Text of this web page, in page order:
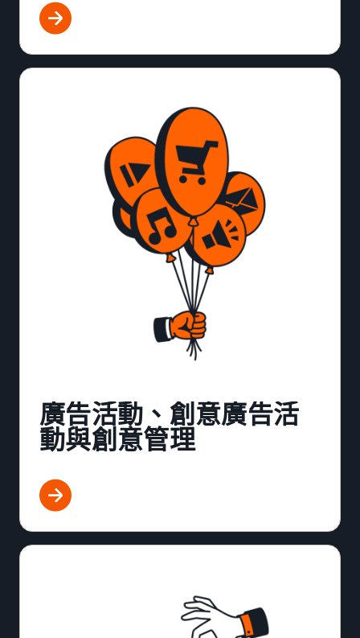
廣告活動、創意廣告活
動與創意管理